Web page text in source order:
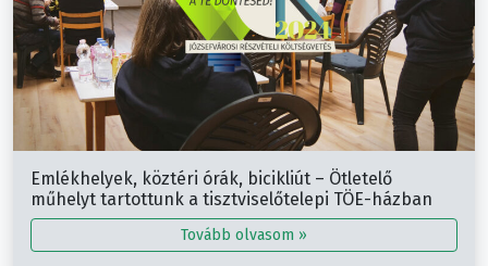
Emlékhelyek, köztéri órák, bicikliút – Ötletelő
műhelyt tartottunk a tisztviselőtelepi TÖE-házban
Tovább olvasom »